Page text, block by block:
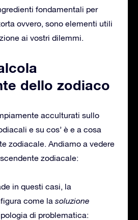
fondamentali per
ovvero, sono elementi utili
ai vostri dilemmi.
dello zodiaco
acculturati sullo
e su cos’ è e a cosa
zodiacale. Andiamo a vedere
zodiacale:
in questi casi, la
come la soluzione
di problematica: